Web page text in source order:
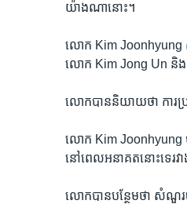
យ៉ាង​ណា​នោះ។
លោក Kim Joonhyung
លោក Kim Jong Un និង​
លោក​បាន​និយាយ​ថា ការ​
លោក Kim Joonhyung
នៅ​ពេល​អនាគត​នោះ​ទេ​រវ
លោក​បាន​បន្ថែម​ថា សំណួរ​